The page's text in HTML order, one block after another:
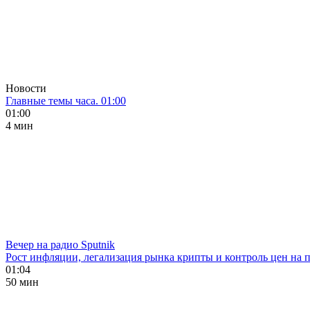
Новости
Главные темы часа. 01:00
01:00
4 мин
Вечер на радио Sputnik
Рост инфляции, легализация рынка крипты и контроль цен на
01:04
50 мин